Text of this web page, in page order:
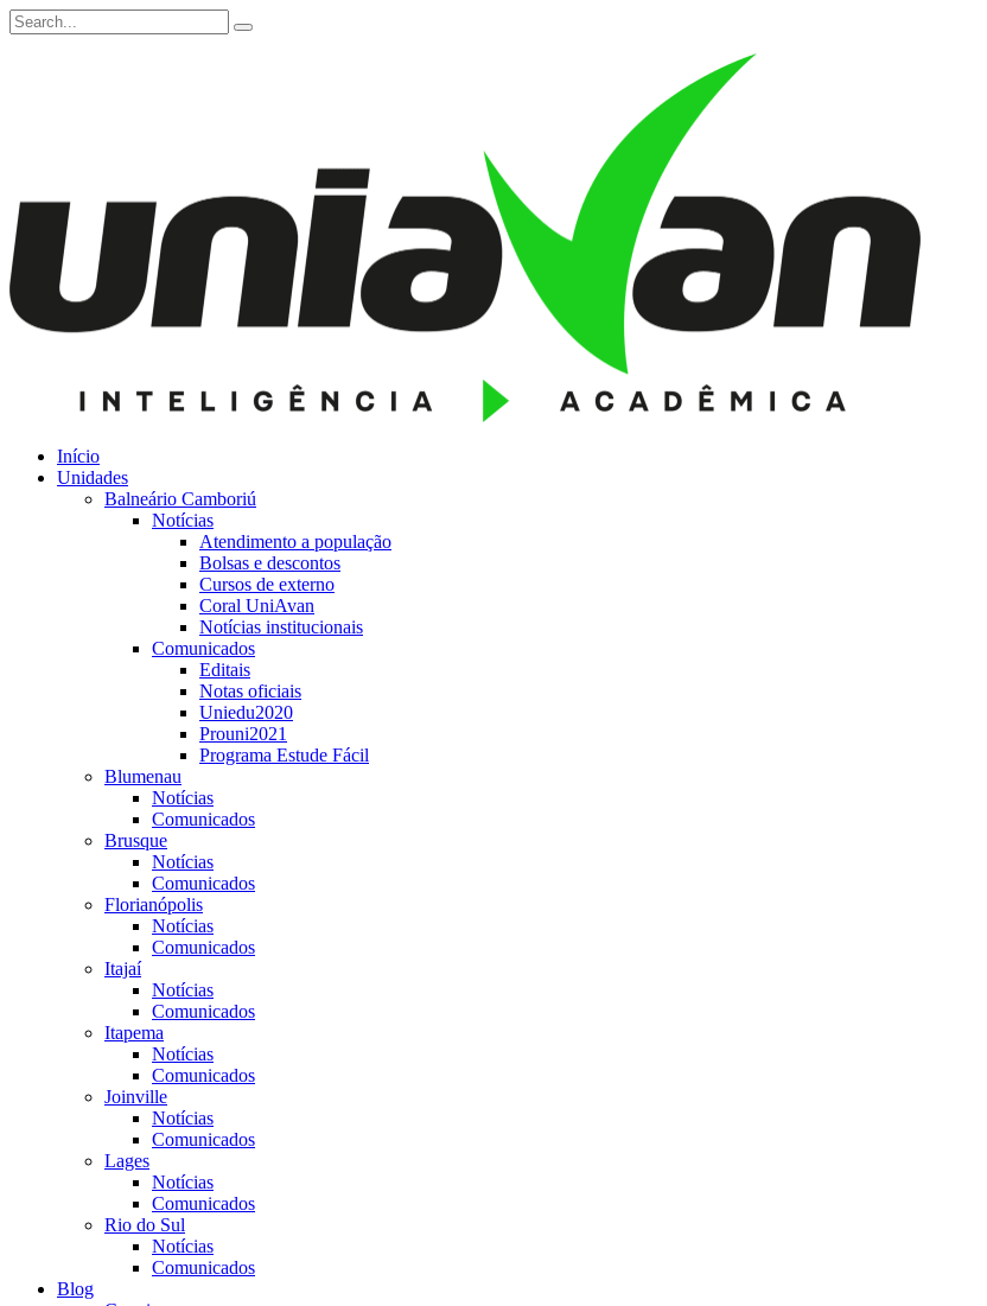
Início
Unidades
Balneário Camboriú
Notícias
Atendimento a população
Bolsas e descontos
Cursos de externo
Coral UniAvan
Notícias institucionais
Comunicados
Editais
Notas oficiais
Uniedu2020
Prouni2021
Programa Estude Fácil
Blumenau
Notícias
Comunicados
Brusque
Notícias
Comunicados
Florianópolis
Notícias
Comunicados
Itajaí
Notícias
Comunicados
Itapema
Notícias
Comunicados
Joinville
Notícias
Comunicados
Lages
Notícias
Comunicados
Rio do Sul
Notícias
Comunicados
Blog